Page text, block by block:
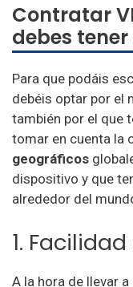
Contratar
debes
Para que podáis
debéis optar por el
también por el que
tomar en cuenta la
geográficos
dispositivo y que
alrededor del
1.
A la hora de llevar